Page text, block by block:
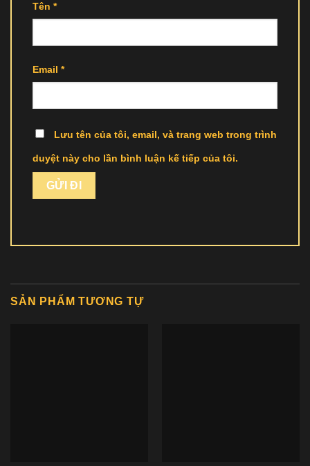
Tên *
Email *
Lưu tên của tôi, email, và trang web trong trình
duyệt này cho lần bình luận kế tiếp của tôi.
SẢN PHẨM TƯƠNG TỰ